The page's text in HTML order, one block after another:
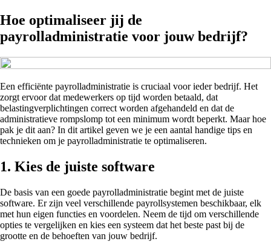
Hoe optimaliseer jij de
payrolladministratie voor jouw bedrijf?
Een efficiënte payrolladministratie is cruciaal voor ieder bedrijf. Het
zorgt ervoor dat medewerkers op tijd worden betaald, dat
belastingverplichtingen correct worden afgehandeld en dat de
administratieve rompslomp tot een minimum wordt beperkt. Maar hoe
pak je dit aan? In dit artikel geven we je een aantal handige tips en
technieken om je payrolladministratie te optimaliseren.
1. Kies de juiste software
De basis van een goede payrolladministratie begint met de juiste
software. Er zijn veel verschillende payrollsystemen beschikbaar, elk
met hun eigen functies en voordelen. Neem de tijd om verschillende
opties te vergelijken en kies een systeem dat het beste past bij de
grootte en de behoeften van jouw bedrijf.